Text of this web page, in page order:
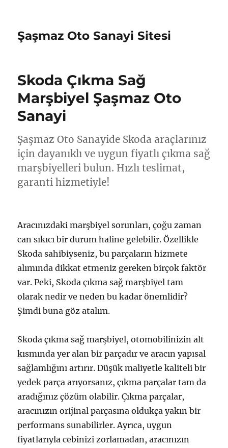
Şaşmaz Oto Sanayi Sitesi
Skoda Çıkma Sağ
Marşbiyel Şaşmaz Oto
Sanayi
Şaşmaz Oto Sanayide Skoda araçlarınız
için dayanıklı ve uygun fiyatlı çıkma sağ
marşbiyelleri bulun. Hızlı teslimat,
garanti hizmetiyle!
Aracınızdaki marşbiyel sorunları, çoğu zaman
can sıkıcı bir durum haline gelebilir. Özellikle
Skoda sahibiyseniz, bu parçaların hizmete
alımında dikkat etmeniz gereken birçok faktör
var. Peki, Skoda çıkma sağ marşbiyel tam
olarak nedir ve neden bu kadar önemlidir?
Şimdi buna göz atalım.
Skoda çıkma sağ marşbiyel, otomobilinizin alt
kısmında yer alan bir parçadır ve aracın yapısal
sağlamlığını artırır. Düşük maliyetle kaliteli bir
yedek parça arıyorsanız, çıkma parçalar tam da
aradığınız çözüm olabilir. Çıkma parçalar,
aracınızın orijinal parçasına oldukça yakın bir
performans sunabilirler. Ayrıca, uygun
fiyatlarıyla cebinizi zorlamadan, aracınızın